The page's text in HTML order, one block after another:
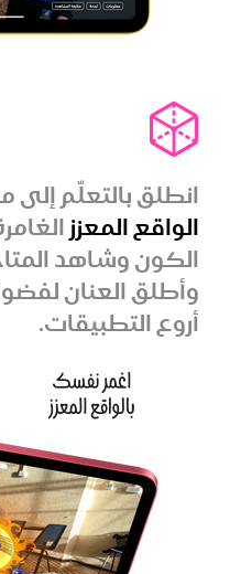
انطلق بالتعلّم
الواقع المعزز
الكون وشاهد
وأطلق العنان
أروع التطبيقات.